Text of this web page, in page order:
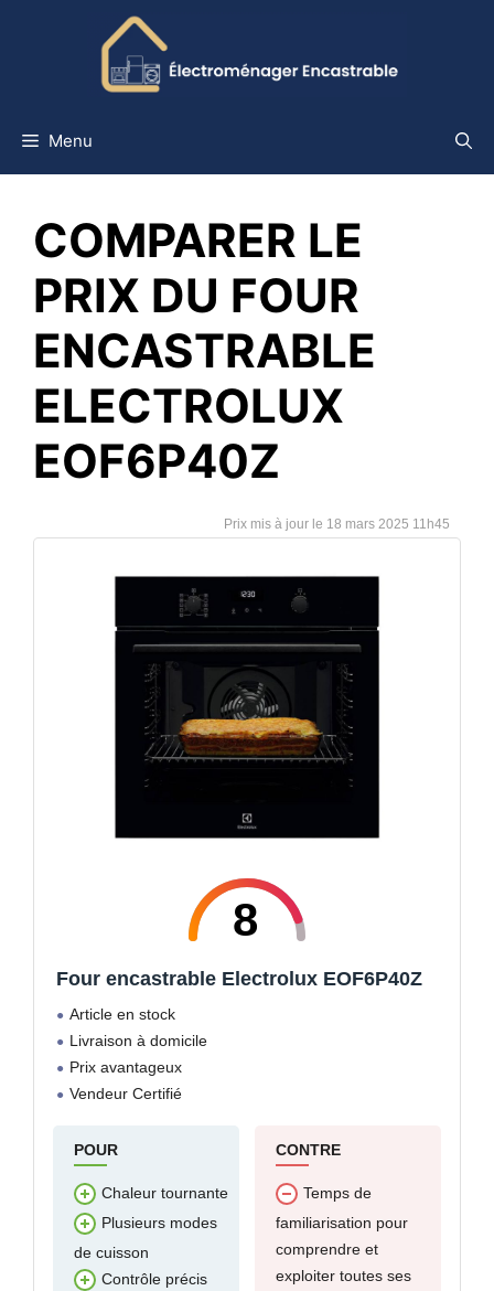
Menu
COMPARER LE
PRIX DU FOUR
ENCASTRABLE
ELECTROLUX
EOF6P40Z
18 mars 2025 11h45
8
Four encastrable Electrolux EOF6P40Z
Article en stock
Livraison à domicile
Prix avantageux
Vendeur Certifié
POUR
Chaleur tournante
Plusieurs modes
de cuisson
Contrôle précis
CONTRE
Temps de
familiarisation pour
comprendre et
exploiter toutes ses